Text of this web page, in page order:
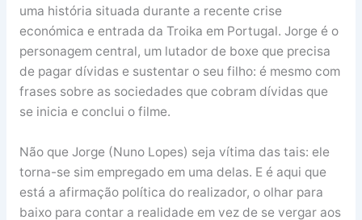
uma história situada durante a recente crise
económica e entrada da Troika em Portugal. Jorge é o
personagem central, um lutador de boxe que precisa
de pagar dívidas e sustentar o seu filho: é mesmo com
frases sobre as sociedades que cobram dívidas que
se inicia e conclui o filme.
Não que Jorge (Nuno Lopes) seja vítima das tais: ele
torna-se sim empregado em uma delas. E é aqui que
está a afirmação política do realizador, o olhar para
baixo para contar a realidade em vez de se vergar aos